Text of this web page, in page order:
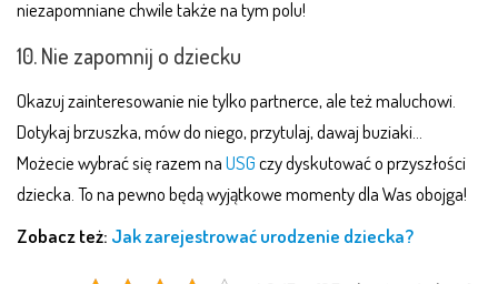
niezapomniane chwile także na tym polu!
10. Nie zapomnij o dziecku
Okazuj zainteresowanie nie tylko partnerce, ale też maluchowi.
Dotykaj brzuszka, mów do niego, przytulaj, dawaj buziaki…
Możecie wybrać się razem naUSGczy dyskutować o przyszłości
dziecka. To na pewno będą wyjątkowe momenty dla Was obojga!
Zobacz też: Jak zarejestrować urodzenie dziecka?